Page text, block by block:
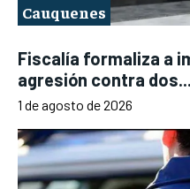
Cauquenes
Fiscalía formaliza a
agresión contra dos...
1 de agosto de 2026